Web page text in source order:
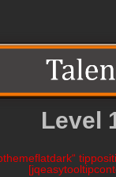
Level